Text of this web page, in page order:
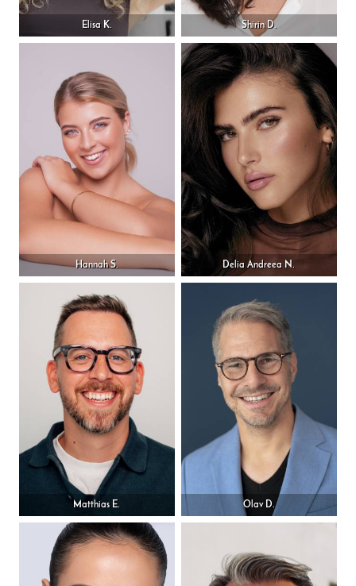
Elisa K. Shirin D.
Hannah S. Delia Andreea N.
Matthias E. Olav D.